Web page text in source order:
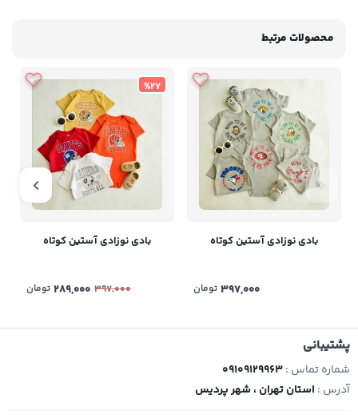
محصولات مرتبط
بادی نوزادی آستین کوتاه
397,000 تومان
%27
بادی نوزادی آستین کوتاه
397,000
289,000 تومان
پشتیبانی
شماره تماس :09109129963
آدرس : استان تهران ، شهر پردیس